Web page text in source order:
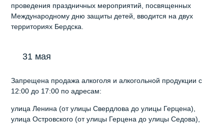
проведения праздничных мероприятий, посвященных
Международному дню защиты детей, вводится на двух
территориях Бердска.
31 мая
Запрещена продажа алкоголя и алкогольной продукции с
12:00 до 17:00 по адресам:
улица Ленина (от улицы Свердлова до улицы Герцена),
улица Островского (от улицы Герцена до улицы Седова),